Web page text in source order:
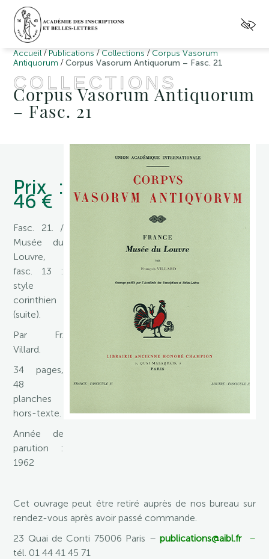
Accueil / Publications / Collections / Corpus Vasorum
Antiquorum /Corpus Vasorum Antiquorum – Fasc. 21
COLLECTIONS
Corpus Vasorum Antiquorum
– Fasc. 21
Prix :
46 €
Fasc. 21. /
Musée du
Louvre,
fasc. 13 :
style
corinthien
(suite).
Par Fr.
Villard.
34 pages,
48
planches
hors-texte.
Année de
parution :
1962
Cet ouvrage peut être retiré auprès de nos bureau sur
rendez-vous après avoir passé commande.
23 Quai de Conti 75006 Paris – publications@aibl.fr–
tél. 01 44 41 45 71